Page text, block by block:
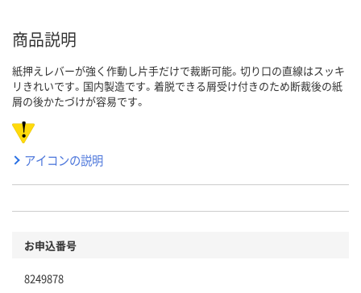
商品説明
紙押えレバーが強く作動し片手だけで裁断可能。切り口の直線はスッキ
リきれいです。国内製造です。着脱できる屑受け付きのため断裁後の紙
屑の後かたづけが容易です。
アイコンの説明
お申込番号
8249878